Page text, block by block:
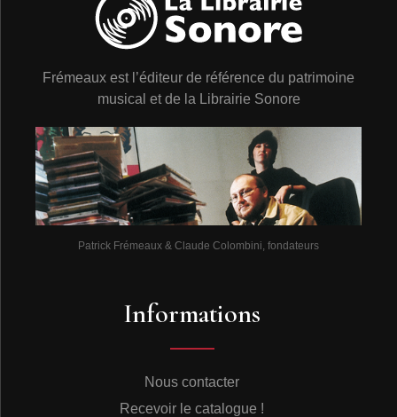
Frémeaux est l’éditeur de référence du patrimoine
musical et de la Librairie Sonore
Patrick Frémeaux & Claude Colombini, fondateurs
Informations
Nous contacter
Recevoir le catalogue !